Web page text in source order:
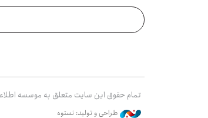
تمام حقوق این سایت متعلق به موسسه
طراحی و تولید: نستوه